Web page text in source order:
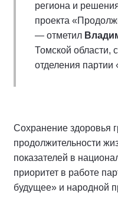
региона и
проекта
— отметил
Томской области,
отделения
Сохранение здоровья
продолжительности
показателей в
приоритет в работе
будущее» и народной